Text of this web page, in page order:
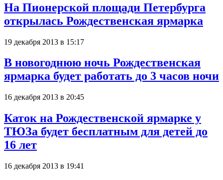
На Пионерской площади Петербурга
открылась Рождественская ярмарка
19 декабря 2013 в 15:17
В новогоднюю ночь Рождественская
ярмарка будет работать до 3 часов ночи
16 декабря 2013 в 20:45
Каток на Рождественской ярмарке у
ТЮЗа будет бесплатным для детей до
16 лет
16 декабря 2013 в 19:41